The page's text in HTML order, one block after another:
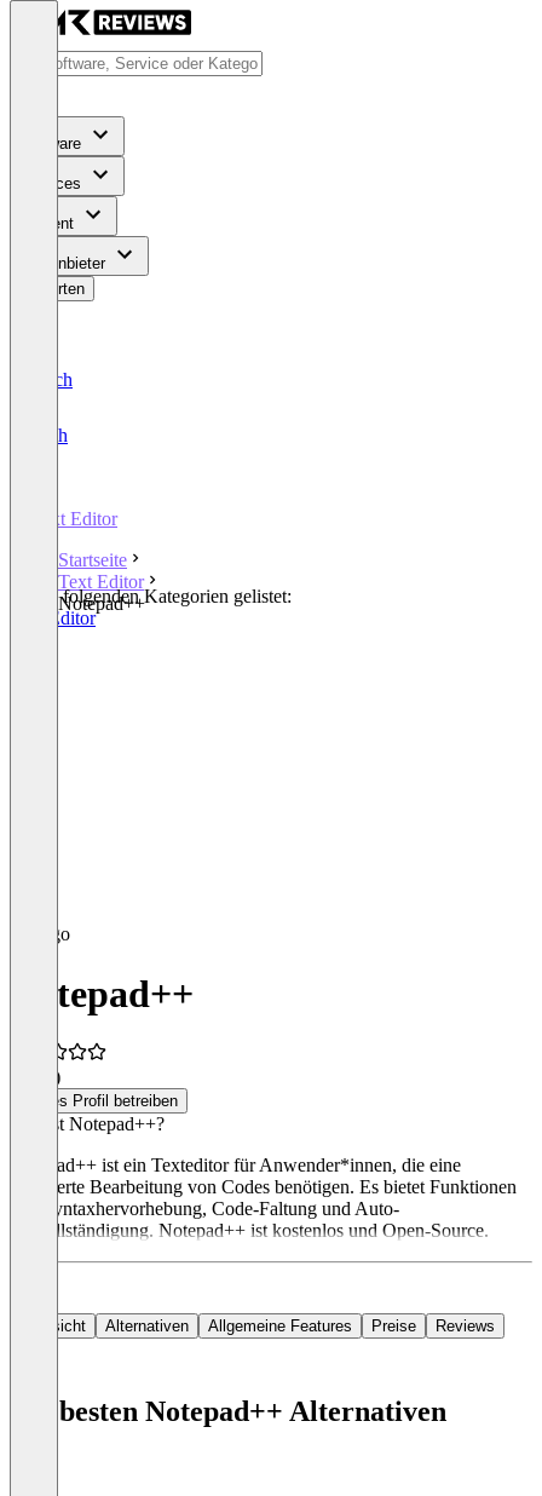
Software
Services
Content
Für Anbieter
Bewerten
Deutsch
English
Text Editor
Startseite
Text Editor
Notepad++
In den folgenden Kategorien gelistet:
Text Editor
Notepad++
(3)
Dieses Profil betreiben
Was ist Notepad++?
Notepad++ ist ein Texteditor für Anwender*innen, die eine
erweiterte Bearbeitung von Codes benötigen. Es bietet Funktionen
wie Syntaxhervorhebung, Code-Faltung und Auto-
Vervollständigung. Notepad++ ist kostenlos und Open-Source.
Übersicht Alternativen Allgemeine Features Preise Reviews
Die besten Notepad++ Alternativen